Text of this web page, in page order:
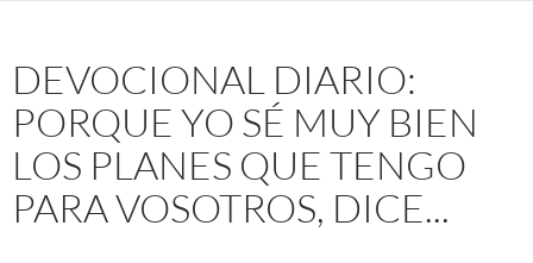
DEVOCIONAL DIARIO:
PORQUE YO SÉ MUY BIEN
LOS PLANES QUE TENGO
PARA VOSOTROS, DICE...